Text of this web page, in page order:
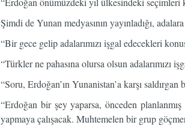
Şimdi de Yunan medyasının yayınladığı,
“Bir gece gelip adalarımızı işgal edecekleri
“Türkler ne pahasına olursa olsun adalarımızı
“Soru, Erdoğan’ın Yunanistan’a karşı
“Erdoğan bir şey yaparsa, önceden
yapmaya çalışacak. Muhtemelen bir grup